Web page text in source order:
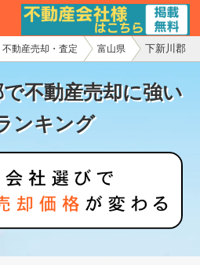
不動産売却・査定 富山県 下新川郡
不動産売却に強い
ンキング
産会社様